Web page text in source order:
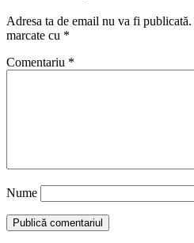
Adresa ta de email nu va fi publicată.
marcate cu *
Comentariu *
Nume